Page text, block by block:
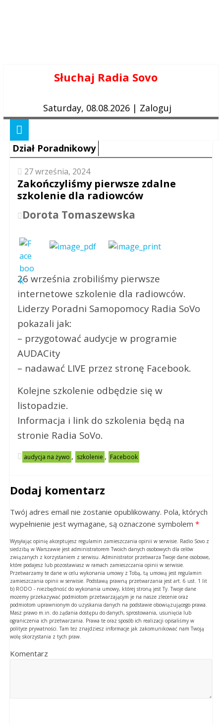
Słuchaj Radia Sovo
Saturday, 08.08.2026 | Zaloguj
Dział Poradnikowy
27 września, 2024
Zakończyliśmy pierwsze zdalne
szkolenie dla radiowców
Dorota Tomaszewska
26 września zrobiliśmy pierwsze
internetowe szkolenie dla radiowców.
Liderzy Poradni Samopomocy Radia SoVo
pokazali jak:
– przygotować audycje w programie
AUDACity
– nadawać LIVE przez stronę Facebook.
Kolejne szkolenie odbędzie się w
listopadzie.
Informacja i link do szkolenia będą na
stronie Radia SoVo.
audycja na żywo , szkolenie , Facebook
Dodaj komentarz
Twój adres email nie zostanie opublikowany. Pola, których
wypełnienie jest wymagane, są oznaczone symbolem *
Wysyłając opinię akceptujesz regulamin zamieszczania opinii w serwisie. Radio Sovo z
siedzibą w Warszawie jest administratorem Twoich danych osobowych dla celów
związanych z korzystaniem z serwisu. Administrator przetwarza Twoje dane osobowe,
które podajesz lub pozostawiasz w ramach zamieszczania opinii w serwisie.
Przetwarzamy te dane w celu wykonania umowy z Tobą, tą umową jest regulamin
zamieszczania opinii w serwisie. Podstawą prawną przetwarzania jest art. 6 ust. 1 lit
b) RODO - niezbędność do wykonania umowy, której stroną jest Ty. Twoje dane
możemy przekazywać podmiotom przetwarzającym je na nasze zlecenie oraz
podmiotom uprawnionym do uzyskania danych na podstawie obowiązującego prawa.
Masz prawo m.in. do żądania dostępu do danych, sprostowania, usunięcia lub
ograniczenia ich przetwarzania. Prawa te oraz sposób ich realizacji opisaliśmy w
polityce prywatności. Tam też znajdziesz informacje jak zakomunikować nam Twoją
wolę skorzystania z tych praw.
Komentarz